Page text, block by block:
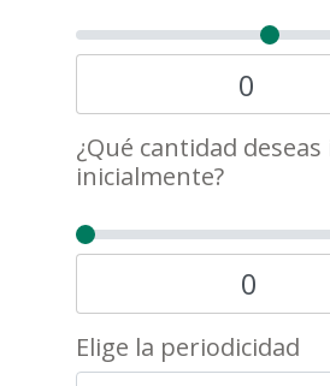
¿Qué cantidad
inicialmente?
Elige la periodicidad